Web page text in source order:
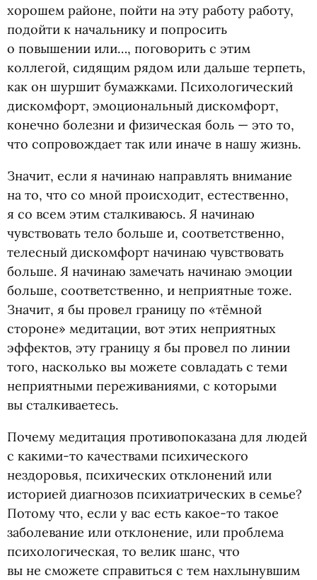
хорошем районе, пойти на эту работу работу,
подойти к начальнику и попросить
о повышении или…, поговорить с этим
коллегой, сидящим рядом или дальше терпеть,
как он шуршит бумажками. Психологический
дискомфорт, эмоциональный дискомфорт,
конечно болезни и физическая боль — это то,
что сопровождает так или иначе в нашу жизнь.
Значит, если я начинаю направлять внимание
на то, что со мной происходит, естественно,
я со всем этим сталкиваюсь. Я начинаю
чувствовать тело больше и, соответственно,
телесный дискомфорт начинаю чувствовать
больше. Я начинаю замечать начинаю эмоции
больше, соответственно, и неприятные тоже.
Значит, я бы провел границу по «тёмной
стороне» медитации, вот этих неприятных
эффектов, эту границу я бы провел по линии
того, насколько вы можете совладать с теми
неприятными переживаниями, с которыми
вы сталкиваетесь.
Почему медитация противопоказана для людей
с какими-то качествами психического
нездоровья, психических отклонений или
историей диагнозов психиатрических в семье?
Потому что, если у вас есть какое-то такое
заболевание или отклонение, или проблема
психологическая, то велик шанс, что
вы не сможете справиться с тем нахлынувшим